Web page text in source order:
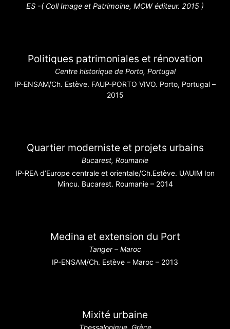
ES -( Coll Image et Patrimoine, MCW éditeur. 2015 )
Politiques patrimoniales et rénovation
Centre historique de Porto, Portugal
IP-ENSAM/Ch. Estève. FAUP-PORTO VIVO. Porto, Portugal –
2015
Quartier moderniste et projets urbains
Bucarest, Roumanie
IP-REA d’Europe centrale et orientale/Ch.Estève. UAUIM Ion
Mincu. Bucarest. Roumanie – 2014
Medina et extension du Port
Tanger – Maroc
IP-ENSAM/Ch. Estève – Maroc – 2013
Mixité urbaine
Thessalonique, Grèce